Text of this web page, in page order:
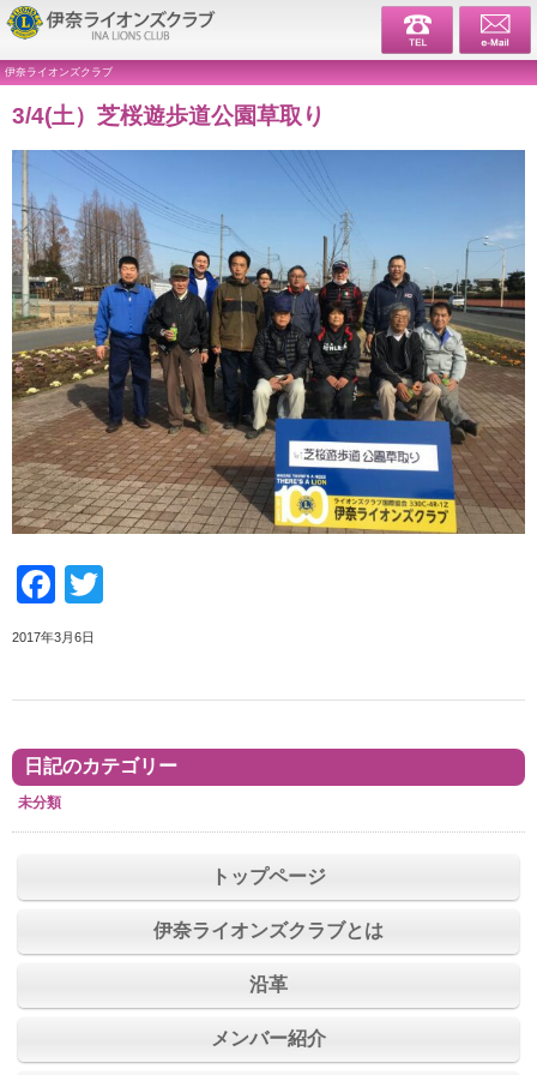
伊奈ライ
伊奈ライオンズクラブ
3/4(土）芝桜遊歩道公園草取り
Facebook
2017年3月6日
日記のカテゴリー
未分類
トップページ
伊奈ライオンズクラブとは
沿革
メンバー紹介